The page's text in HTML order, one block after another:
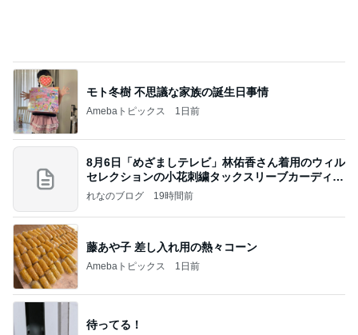
モト冬樹 不思議な家族の誕生日事情
Amebaトピックス 1日前
8月6日「めざましテレビ」林佑香さん着用のウィル
セレクションの小花刺繍タックスリーブカーディガ
ン
れなのブログ 19時間前
藤あや子 差し入れ用の熱々コーン
Amebaトピックス 1日前
待ってる！